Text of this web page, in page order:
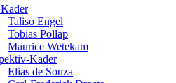
Taliso Engel
Tobias Pollap
Maurice Wetekam
Kader
Elias de Souza